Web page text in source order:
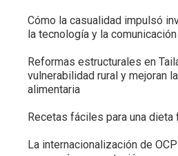
Cómo la casualidad impulsó
la tecnología y la comunicación
Reformas estructurales en
vulnerabilidad rural y mejoran
alimentaria
Recetas fáciles para una dieta
La internacionalización de